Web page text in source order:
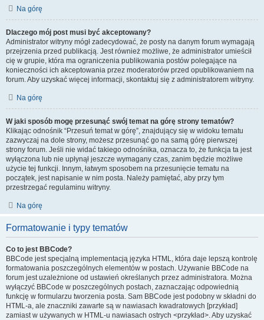
Na górę
Dlaczego mój post musi być akceptowany?
Administrator witryny mógł zadecydować, że posty na danym forum wymagają
przejrzenia przed publikacją. Jest również możliwe, że administrator umieścił
cię w grupie, która ma ograniczenia publikowania postów polegające na
konieczności ich akceptowania przez moderatorów przed opublikowaniem na
forum. Aby uzyskać więcej informacji, skontaktuj się z administratorem witryny.
Na górę
W jaki sposób mogę przesunąć swój temat na górę strony tematów?
Klikając odnośnik “Przesuń temat w górę”, znajdujący się w widoku tematu
zazwyczaj na dole strony, możesz przesunąć go na samą górę pierwszej
strony forum. Jeśli nie widać takiego odnośnika, oznacza to, że funkcja ta jest
wyłączona lub nie upłynął jeszcze wymagany czas, zanim będzie możliwe
użycie tej funkcji. Innym, łatwym sposobem na przesunięcie tematu na
początek, jest napisanie w nim posta. Należy pamiętać, aby przy tym
przestrzegać regulaminu witryny.
Na górę
Formatowanie i typy tematów
Co to jest BBCode?
BBCode jest specjalną implementacją języka HTML, która daje lepszą kontrolę
formatowania poszczególnych elementów w postach. Używanie BBCode na
forum jest uzależnione od ustawień określanych przez administratora. Można
wyłączyć BBCode w poszczególnych postach, zaznaczając odpowiednią
funkcję w formularzu tworzenia posta. Sam BBCode jest podobny w składni do
HTML-a, ale znaczniki zawarte są w nawiasach kwadratowych [przykład]
zamiast w używanych w HTML-u nawiasach ostrych <przykład>. Aby uzyskać